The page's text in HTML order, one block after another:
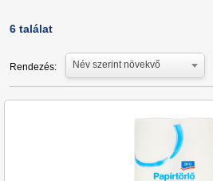
Metro Professional (9)
aro (4)
6 találat
Rendezés: Név szerint növekvő